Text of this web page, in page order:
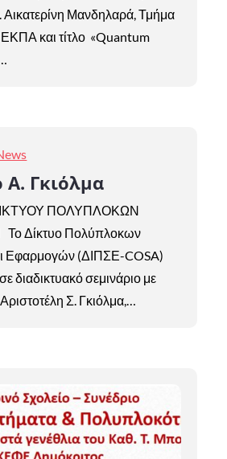
Αικατερίνη Μανδηλαρά, Τμήμα
και τίτλο «Quantum
Α. Γκιόλμα
ΠΟΛΥΠΛΟΚΩΝ
Δίκτυο Πολύπλοκων
Εφαρμογών (ΔΙΠΣΕ-COSA)
διαδικτυακό σεμινάριο με
Σ. Γκιόλμα,…